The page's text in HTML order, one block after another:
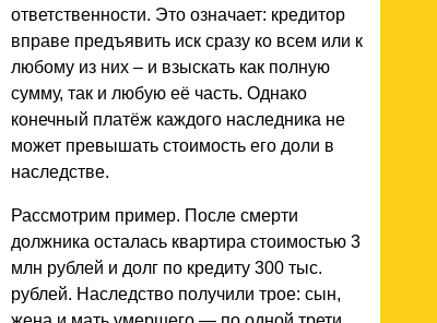
ответственности. Это означает: кредитор
вправе предъявить иск сразу ко всем или к
любому из них – и взыскать как полную
сумму, так и любую её часть. Однако
конечный платёж каждого наследника не
может превышать стоимость его доли в
наследстве.
Рассмотрим пример. После смерти
должника осталась квартира стоимостью 3
млн рублей и долг по кредиту 300 тыс.
рублей. Наследство получили трое: сын,